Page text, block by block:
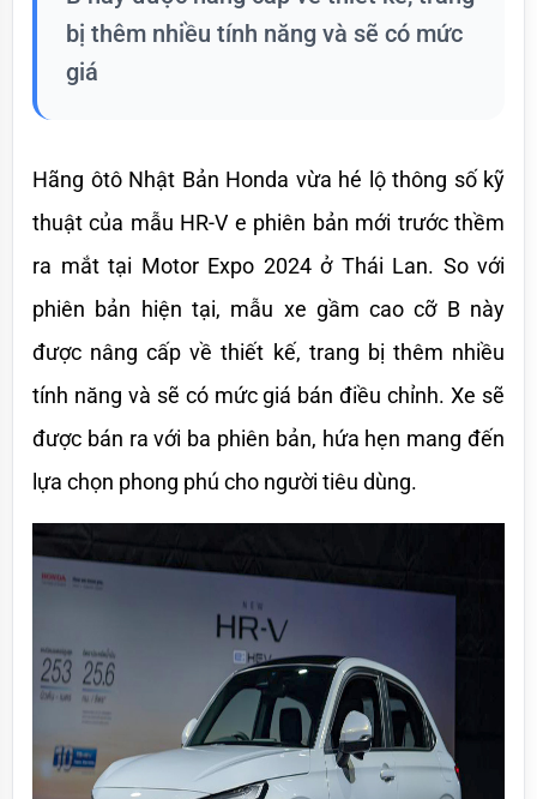
bị thêm nhiều tính năng và sẽ có mức
giá
Hãng ôtô Nhật Bản Honda vừa hé lộ thông số kỹ
thuật của mẫu HR-V e phiên bản mới trước thềm
ra mắt tại Motor Expo 2024 ở Thái Lan. So với
phiên bản hiện tại, mẫu xe gầm cao cỡ B này
được nâng cấp về thiết kế, trang bị thêm nhiều
tính năng và sẽ có mức giá bán điều chỉnh. Xe sẽ
được bán ra với ba phiên bản, hứa hẹn mang đến
lựa chọn phong phú cho người tiêu dùng.